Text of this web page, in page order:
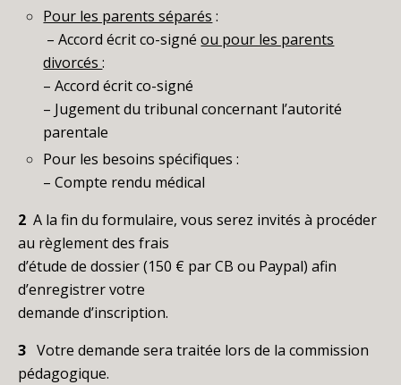
Pour les parents séparés :
– Accord écrit co-signéou pour les parents
divorcés:
– Accord écrit co-signé
– Jugement du tribunal concernant l’autorité
parentale
Pour les besoins spécifiques :
– Compte rendu médical
2 A la fin du formulaire, vous serez invités à procéder
au règlement des frais
d’étude de dossier (150 € par CB ou Paypal) afin
d’enregistrer votre
demande d’inscription.
3 Votre demande sera traitée lors de la commission
pédagogique.